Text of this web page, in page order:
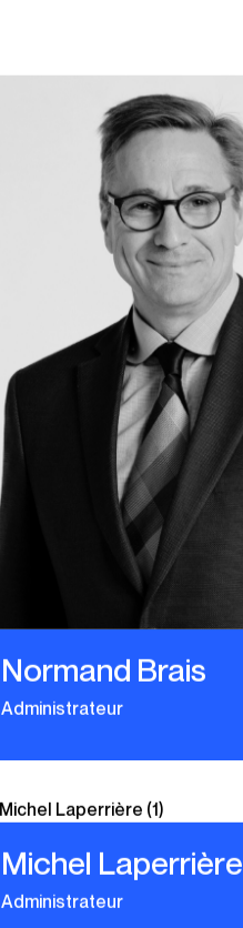
Normand Brais
Administrateur
Michel Laperrière
Administrateur